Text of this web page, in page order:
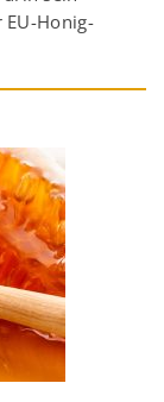
Honig-